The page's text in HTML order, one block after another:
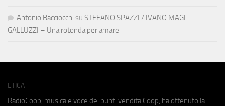
Antonio Bacciocchi su STEFANO SPAZZI / IVANO MAGI
GALLUZZI – Una rotonda per amare
ETICA
RadioCoop, musica e voce dei punti vendita Coop, ha ottenuto la